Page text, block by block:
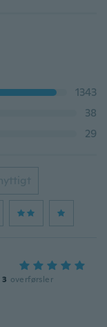
1343
38
29
3 overførsler